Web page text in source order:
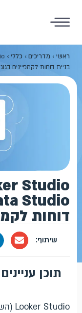
ראשי › מדריכים › כללי ›
בניית דוחות לקמפיינים
דוחות
תוכן עניינים